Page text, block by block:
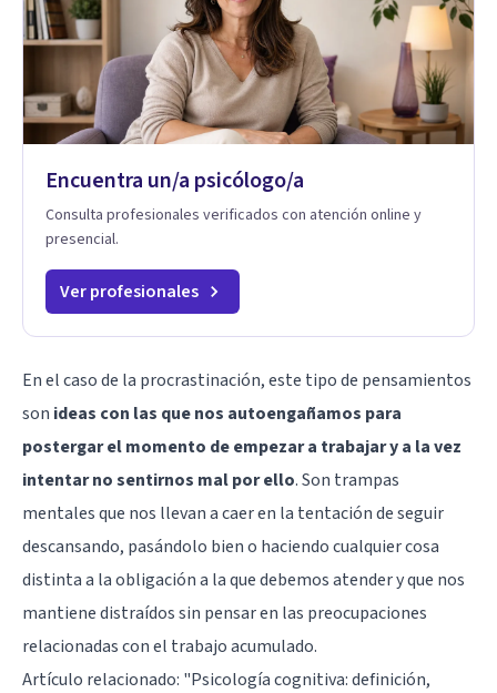
Encuentra un/a psicólogo/a
Consulta profesionales verificados con atención online y
presencial.
Ver profesionales
En el caso de la procrastinación, este tipo de pensamientos
son ideas con las que nos autoengañamos para
postergar el momento de empezar a trabajar y a la vez
intentar no sentirnos mal por ello. Son trampas
mentales que nos llevan a caer en la tentación de seguir
descansando, pasándolo bien o haciendo cualquier cosa
distinta a la obligación a la que debemos atender y que nos
mantiene distraídos sin pensar en las preocupaciones
relacionadas con el trabajo acumulado.
Artículo relacionado: "Psicología cognitiva: definición,